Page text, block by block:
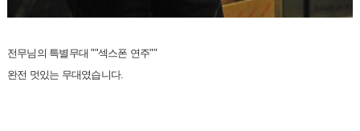
전무님의 특별무대 ""섹스폰 연주""
완전 멋있는 무대였습니다.